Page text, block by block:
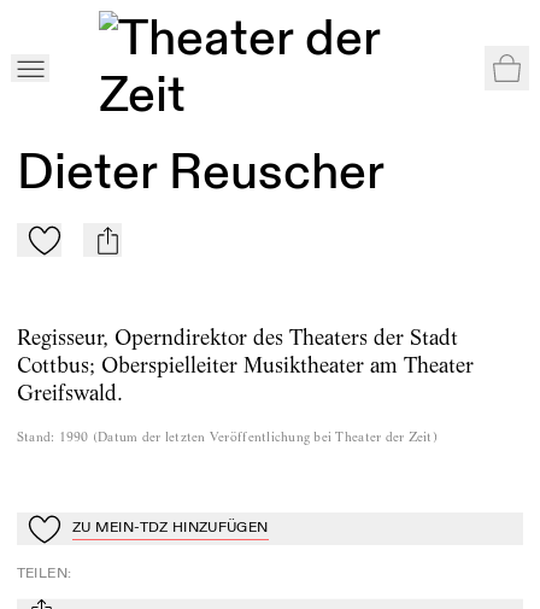
Autor:innen
Dieter Reuscher
Zu Mein-TdZ hinzufügen
mail
Regisseur, Operndirektor des Theaters der Stadt
Cottbus; Oberspielleiter Musiktheater am Theater
Greifswald.
Stand: 1990 (Datum der letzten Veröffentlichung bei Theater der Zeit )
Zu Mein-TdZ hinzufügen
ZU MEIN-TDZ HINZUFÜGEN
TEILEN: